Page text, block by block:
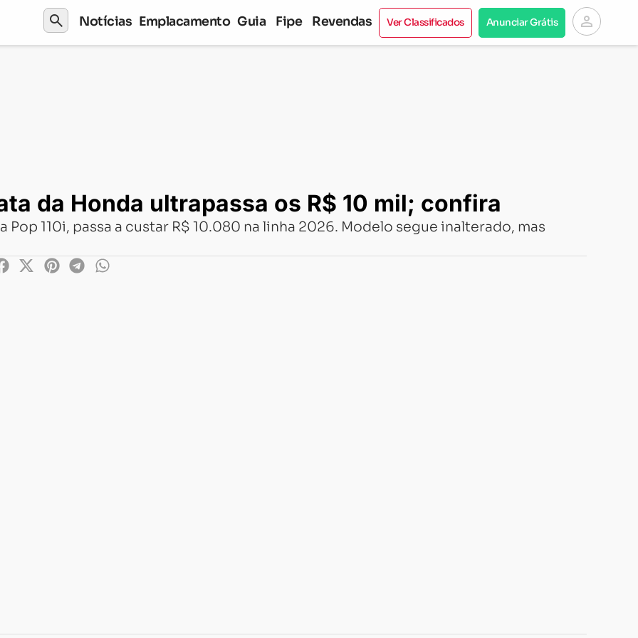
search Notícias Emplacamento Guia Fipe Revendas Ver Classificados Anunciar Grátis person
ultrapassa os R$ 10 mil; confira
da Honda ultrapassa os R$ 10 mil; confira
Pop 110i, passa a custar R$ 10.080 na linha 2026. Modelo segue inalterado, mas